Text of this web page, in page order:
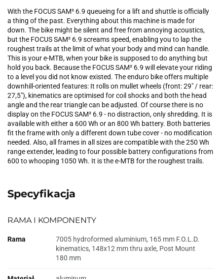
With the FOCUS SAM² 6.9 queueing for a lift and shuttle is officially
a thing of the past. Everything about this machine is made for
down. The bike might be silent and free from annoying acoustics,
but the FOCUS SAM² 6.9 screams speed, enabling you to lap the
roughest trails at the limit of what your body and mind can handle.
This is your e-MTB, when your bike is supposed to do anything but
hold you back. Because the FOCUS SAM² 6.9 will elevate your riding
to a level you did not know existed. The enduro bike offers multiple
downhill-oriented features: It rolls on mullet wheels (front: 29" / rear:
27,5"), kinematics are optimised for coil shocks and both the head
angle and the rear triangle can be adjusted. Of course there is no
display on the FOCUS SAM² 6.9 - no distraction, only shredding. It is
available with either a 600 Wh or an 800 Wh battery. Both batteries
fit the frame with only a different down tube cover - no modification
needed. Also, all frames in all sizes are compatible with the 250 Wh
range extender, leading to four possible battery configurations from
600 to whooping 1050 Wh. It is the e-MTB for the roughest trails.
Specyfikacja
RAMA I KOMPONENTY
Rama
7005 hydroformed aluminium, 165 mm F.O.L.D.
kinematics, 148x12 mm thru axle, Post Mount
180 mm